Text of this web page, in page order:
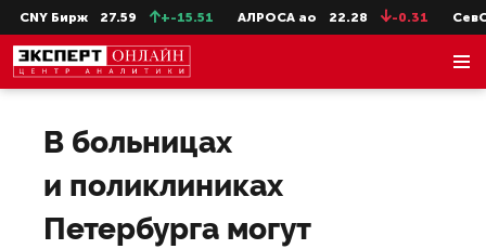
Бирж 27.59 +-15.51 АЛРОСА ао 22.28 -0.31
В больницах
и поликлиниках
Петербурга могут